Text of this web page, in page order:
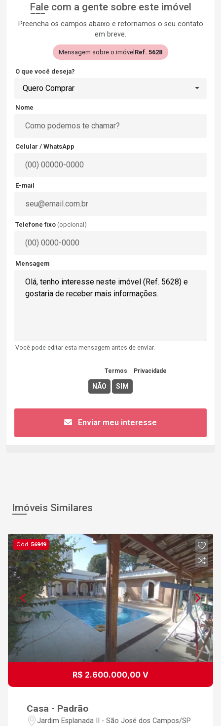
Fale com a gente sobre este imóvel
Preencha os campos abaixo e retornamos o seu contato
em breve.
Mensagem sobre o imóvel Ref. 5628
O que você deseja?
Quero Comprar
Nome
Celular / WhatsApp
E-mail
Telefone fixo (opcional)
Mensagem
Você pode editar esta mensagem antes de enviar.
Termos Privacidade
Enviar meu interesse
Imóveis Similares
Cód.56949
R$ 2.600.000,00 V
Casa - Padrão
Jardim Esplanada II - São José dos Campos/SP